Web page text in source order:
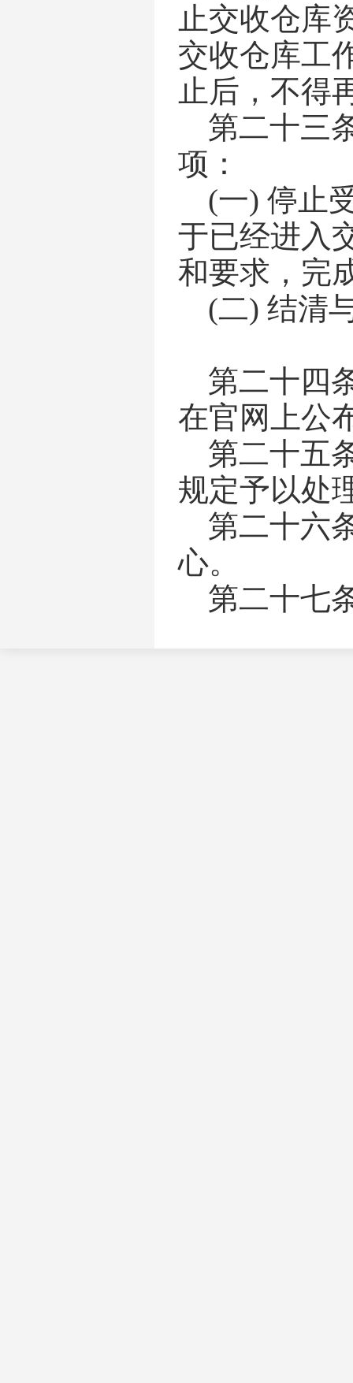
止交收仓库
交收仓库工
止后，不得
第二十三
项 ：
(一) 停止
于已经进入
和要求，完
(二) 结清
第二十四
在官网上公
第二十五
规定予以处
第二十六
心。
第二十七